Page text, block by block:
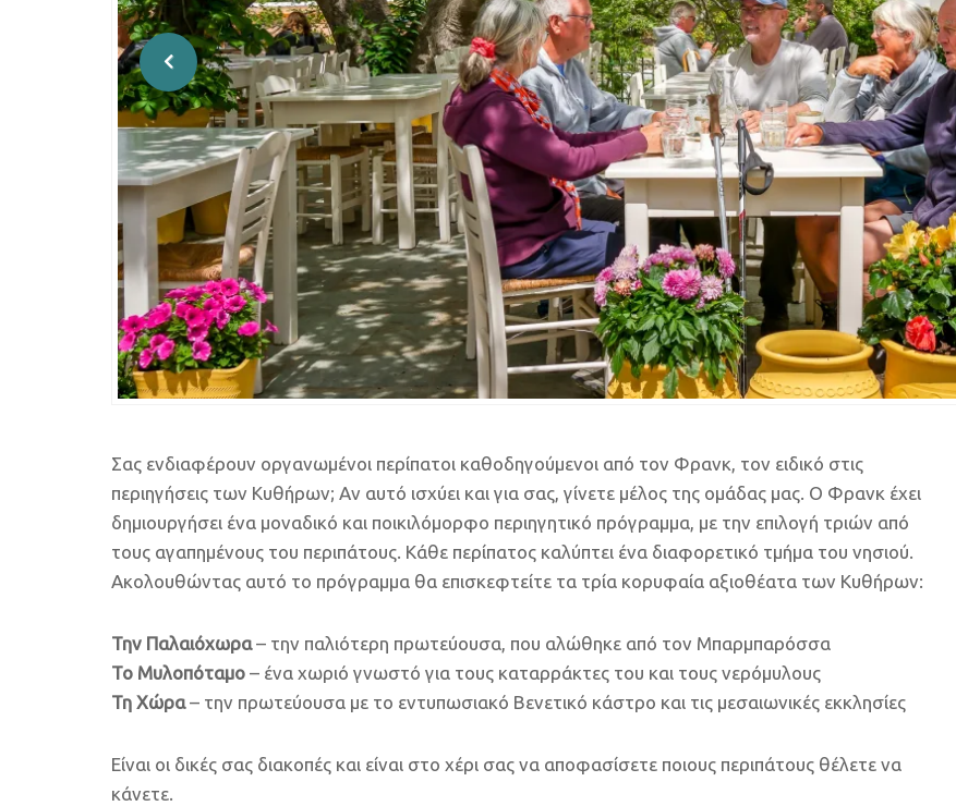
Σας ενδιαφέρουν οργανωμένοι περίπατοι καθοδηγούμενοι από τον Φρανκ, τον ειδικό στις
περιηγήσεις των Κυθήρων; Αν αυτό ισχύει και για σας, γίνετε μέλος της ομάδας μας. Ο Φρανκ έχει
δημιουργήσει ένα μοναδικό και ποικιλόμορφο περιηγητικό πρόγραμμα, με την επιλογή τριών από
τους αγαπημένους του περιπάτους. Κάθε περίπατος καλύπτει ένα διαφορετικό τμήμα του νησιού.
Ακολουθώντας αυτό το πρόγραμμα θα επισκεφτείτε τα τρία κορυφαία αξιοθέατα των Κυθήρων:
Την Παλαιόχωρα– την παλιότερη πρωτεύουσα, που αλώθηκε από τον Μπαρμπαρόσσα
Το Μυλοπόταμο – ένα χωριό γνωστό για τους καταρράκτες του και τους νερόμυλους
Τη Χώρα– την πρωτεύουσα με το εντυπωσιακό Βενετικό κάστρο και τις μεσαιωνικές εκκλησίες
Είναι οι δικές σας διακοπές και είναι στο χέρι σας να αποφασίσετε ποιους περιπάτους θέλετε να
κάνετε.